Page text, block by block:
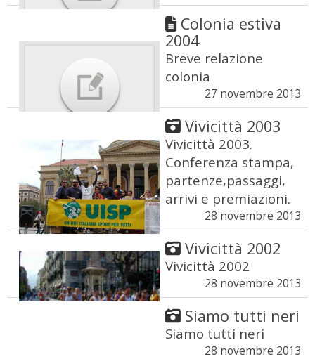
Colonia estiva
2004
Breve relazione
colonia
27 novembre 2013
Vivicittà 2003
Vivicittà 2003.
Conferenza stampa,
partenze,passaggi,
arrivi e premiazioni.
28 novembre 2013
Vivicittà 2002
Vivicittà 2002
28 novembre 2013
Siamo tutti neri
Siamo tutti neri
28 novembre 2013